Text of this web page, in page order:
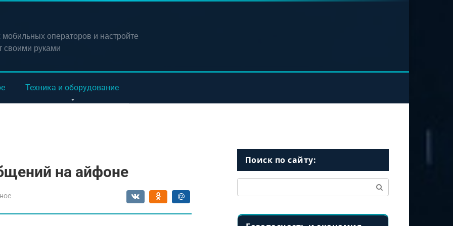
мобильных операторов и настройте
своими руками
Техника и оборудование
на айфоне
Поиск по сайту: